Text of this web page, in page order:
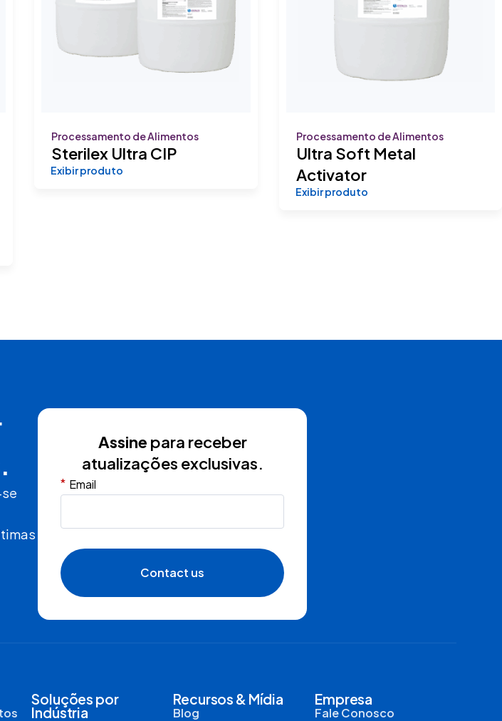
Processamento de Alimentos
Sterilex Ultra CIP
Exibir produto
Processamento de Alimentos
Ultra Soft Metal
Activator
Exibir produto
Assine para receber
atualizações exclusivas.
* Email
Contact us
Soluções por
Indústria
Recursos & Mídia
Blog
Empresa
Fale Conosco